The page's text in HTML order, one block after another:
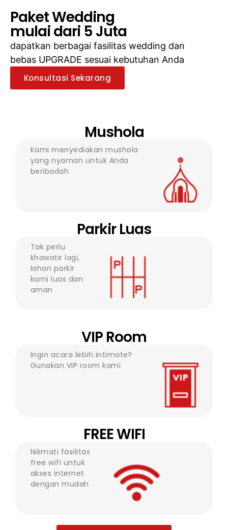
Paket Wedding
mulai dari 5 Juta
dapatkan berbagai fasilitas wedding dan
bebas UPGRADE sesuai kebutuhan Anda
Konsultasi Sekarang
Mushola
Kami menyediakan mushola
yang nyaman untuk Anda
beribadah
Parkir Luas
Tak perlu
khawatir lagi,
lahan parkir
kami luas dan
aman
VIP Room
Ingin acara lebih intimate?
Gunakan VIP room kami
FREE WIFI
Nikmati fasilitas
free wifi untuk
akses internet
dengan mudah